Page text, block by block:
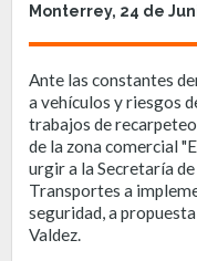
Monterrey, 24 de
Ante las constantes
a vehículos y riesgos
trabajos de
de la zona comercial
urgir a la Secretaría
Transportes a
seguridad, a
Valdez.